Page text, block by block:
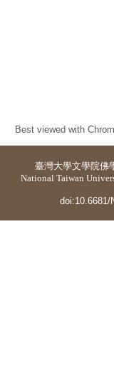
Best viewed with
臺灣大學文學院佛
National Taiwan
doi:10.6681/